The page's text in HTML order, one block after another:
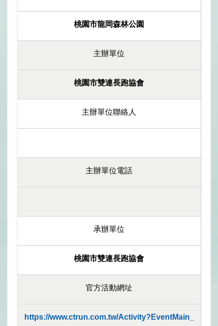
桃園市龍岡森林公園
主辦單位
桃園市雙連長跑協會
主辦單位聯絡人
主辦單位電話
承辦單位
桃園市雙連長跑協會
官方活動網址
https://www.ctrun.com.tw/Activity?EventMain_